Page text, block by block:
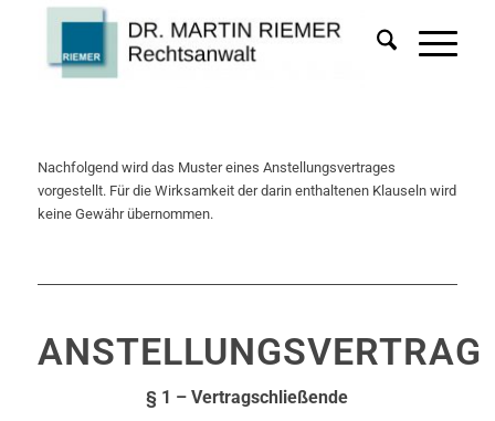
Nachfolgend wird das Muster eines Anstellungsvertrages
vorgestellt. Für die Wirksamkeit der darin enthaltenen Klauseln wird
keine Gewähr übernommen.
ANSTELLUNGSVERTRAG
§ 1 – Vertragschließende